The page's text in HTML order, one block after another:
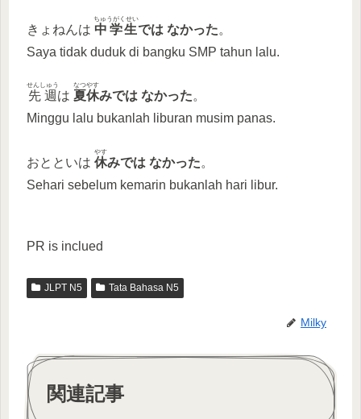
きょねんは 中学生
ちゅうがくせい
では なかった。
Saya tidak duduk di bangku SMP tahun lalu.
先週
せんしゅう
は 夏休
なつやす
みでは なかった。
Minggu lalu bukanlah liburan musim panas.
おとといは 休
やす
みでは なかった。
Sehari sebelum kemarin bukanlah hari libur.
PR is inclued
JLPT N5 Tata Bahasa N5
Milky
関連記事